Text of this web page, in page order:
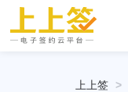
上上签 >